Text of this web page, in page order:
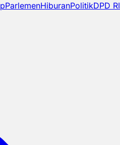
ParlemenHiburanPolitikDPD RI